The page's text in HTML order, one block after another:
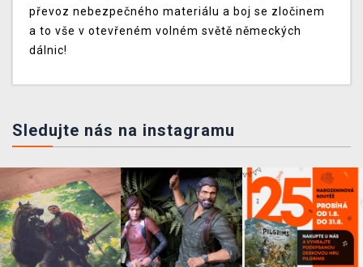
převoz nebezpečného materiálu a boj se zločinem
a to vše v otevřeném volném světě německých
dálnic!
Sledujte nás na instagramu